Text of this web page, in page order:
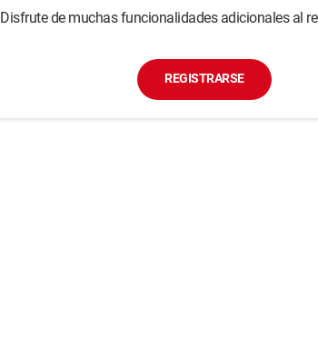
Disfrute de muchas funcionalidades adicionales al
REGISTRARSE